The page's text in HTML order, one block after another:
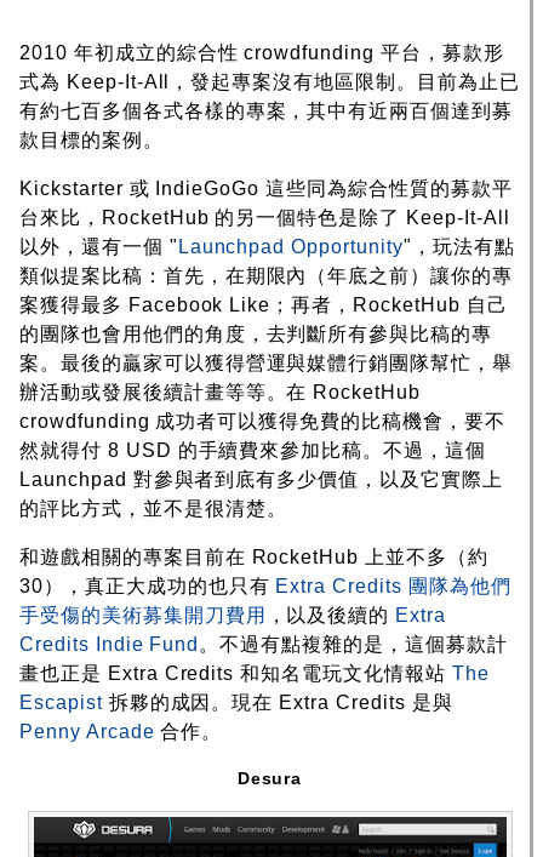
2010 年初成立的綜合性 crowdfunding 平台，募款形
式為 Keep-It-All，發起專案沒有地區限制。目前為止已
有約七百多個各式各樣的專案，其中有近兩百個達到募
款目標的案例。
Kickstarter 或 IndieGoGo 這些同為綜合性質的募款平
台來比，RocketHub 的另一個特色是除了 Keep-It-All
以外，還有一個 " Launchpad Opportunity"，玩法有點
類似提案比稿：首先，在期限內（年底之前）讓你的專
案獲得最多 Facebook Like；再者，RocketHub 自己
的團隊也會用他們的角度，去判斷所有參與比稿的專
案。最後的贏家可以獲得營運與媒體行銷團隊幫忙，舉
辦活動或發展後續計畫等等。在 RocketHub
crowdfunding 成功者可以獲得免費的比稿機會，要不
然就得付 8 USD 的手續費來參加比稿。不過，這個
Launchpad 對參與者到底有多少價值，以及它實際上
的評比方式，並不是很清楚。
和遊戲相關的專案目前在 RocketHub 上並不多（約
30），真正大成功的也只有 Extra Credits 團隊為他們
手受傷的美術募集開刀費用
，以及後續的 Extra
Credits Indie Fund 。不過有點複雜的是，這個募款計
畫也正是 Extra Credits 和知名電玩文化情報站 The
Escapist拆夥的成因。現在 Extra Credits 是與
Penny Arcade 合作。
Desura